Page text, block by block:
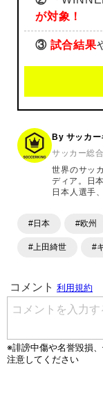
が対象！
③ 試合結果
By サッカー
サッカー総
世界のサッ
ディア。日
日本人選手
ます。「X
#日本 #欧州
#上田綺世 #